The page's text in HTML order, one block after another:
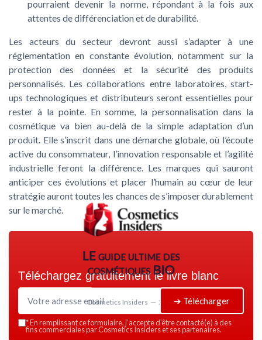
pourraient devenir la norme, répondant à la fois aux
attentes de différenciation et de durabilité.
Les acteurs du secteur devront aussi s’adapter à une
réglementation en constante évolution, notamment sur la
protection des données et la sécurité des produits
personnalisés. Les collaborations entre laboratoires, start-
ups technologiques et distributeurs seront essentielles pour
rester à la pointe. En somme, la personnalisation dans la
cosmétique va bien au-delà de la simple adaptation d’un
produit. Elle s’inscrit dans une démarche globale, où l’écoute
active du consommateur, l’innovation responsable et l’agilité
industrielle feront la différence. Les marques qui sauront
anticiper ces évolutions et placer l’humain au cœur de leur
stratégie auront toutes les chances de s’imposer durablement
sur le marché.
LE guide ultime des
cosmétiques BIO
Cosmetics Insiders — 2026
Téléchargez gratuitement le livre blanc
➔ Télécharger
*En remplissant ce formulaire, j’accepte d’être contacté(e) à des
fins commerciales par Cosmetics Insiders et ses partenaires.